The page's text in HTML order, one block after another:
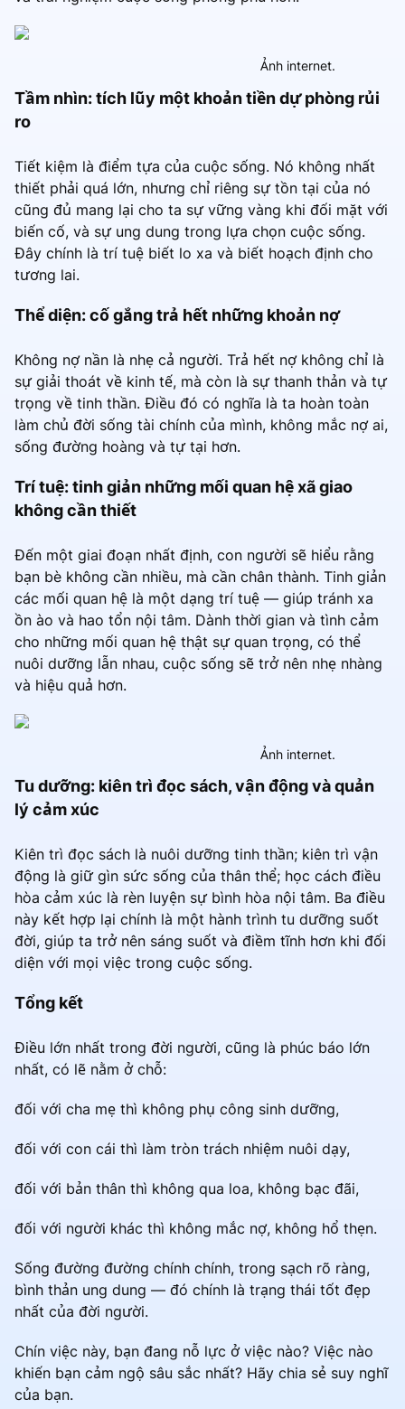
Ảnh internet.
Tầm nhìn: tích lũy một khoản tiền dự phòng rủi
ro
Tiết kiệm là điểm tựa của cuộc sống. Nó không nhất
thiết phải quá lớn, nhưng chỉ riêng sự tồn tại của nó
cũng đủ mang lại cho ta sự vững vàng khi đối mặt với
biến cố, và sự ung dung trong lựa chọn cuộc sống.
Đây chính là trí tuệ biết lo xa và biết hoạch định cho
tương lai.
Thể diện: cố gắng trả hết những khoản nợ
Không nợ nần là nhẹ cả người. Trả hết nợ không chỉ là
sự giải thoát về kinh tế, mà còn là sự thanh thản và tự
trọng về tinh thần. Điều đó có nghĩa là ta hoàn toàn
làm chủ đời sống tài chính của mình, không mắc nợ ai,
sống đường hoàng và tự tại hơn.
Trí tuệ: tinh giản những mối quan hệ xã giao
không cần thiết
Đến một giai đoạn nhất định, con người sẽ hiểu rằng
bạn bè không cần nhiều, mà cần chân thành. Tinh giản
các mối quan hệ là một dạng trí tuệ — giúp tránh xa
ồn ào và hao tổn nội tâm. Dành thời gian và tình cảm
cho những mối quan hệ thật sự quan trọng, có thể
nuôi dưỡng lẫn nhau, cuộc sống sẽ trở nên nhẹ nhàng
và hiệu quả hơn.
Ảnh internet.
Tu dưỡng: kiên trì đọc sách, vận động và quản
lý cảm xúc
Kiên trì đọc sách là nuôi dưỡng tinh thần; kiên trì vận
động là giữ gìn sức sống của thân thể; học cách điều
hòa cảm xúc là rèn luyện sự bình hòa nội tâm. Ba điều
này kết hợp lại chính là một hành trình tu dưỡng suốt
đời, giúp ta trở nên sáng suốt và điềm tĩnh hơn khi đối
diện với mọi việc trong cuộc sống.
Tổng kết
Điều lớn nhất trong đời người, cũng là phúc báo lớn
nhất, có lẽ nằm ở chỗ:
đối với cha mẹ thì không phụ công sinh dưỡng,
đối với con cái thì làm tròn trách nhiệm nuôi dạy,
đối với bản thân thì không qua loa, không bạc đãi,
đối với người khác thì không mắc nợ, không hổ thẹn.
Sống đường đường chính chính, trong sạch rõ ràng,
bình thản ung dung — đó chính là trạng thái tốt đẹp
nhất của đời người.
Chín việc này, bạn đang nỗ lực ở việc nào? Việc nào
khiến bạn cảm ngộ sâu sắc nhất? Hãy chia sẻ suy nghĩ
của bạn.